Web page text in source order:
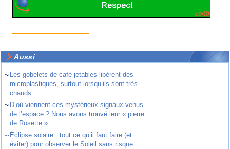
Aussi
~ Les gobelets de café jetables libèrent des
microplastiques, surtout lorsqu’ils sont très
chauds
~ D’où viennent ces mystérieux signaux venus
de l’espace ? Nous avons trouvé leur « pierre
de Rosette »
~ Éclipse solaire : tout ce qu’il faut faire (et
éviter) pour observer le Soleil sans risque